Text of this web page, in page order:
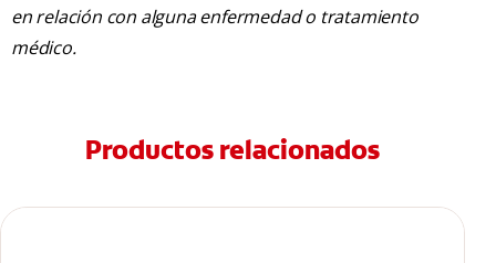
en relación con alguna enfermedad o tratamiento
médico.
Productos relacionados